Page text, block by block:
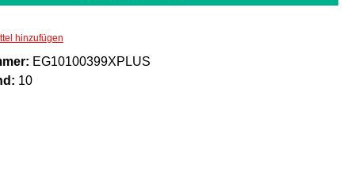
hinzufügen
EG10100399XPLUS
10